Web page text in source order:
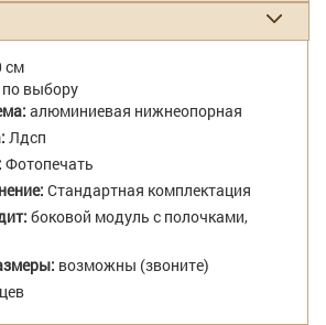
см
по выбору
алюминиевая нижнеопорная
Лдсп
Фотопечать
Стандартная комплектация
боковой модуль с полочками,
возможны (звоните)